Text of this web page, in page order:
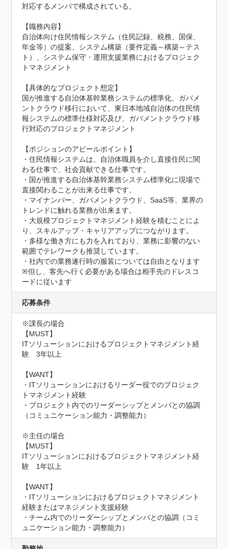
対応するメンバで構成されている。
【職務内容】
自治体向け住民情報システム（住民記録、税務、国保、
年金等）の提案、システム構築（要件定義～構築～テス
ト）、システム保守・運用支援業務におけるプロジェク
トマネジメント
【具体的なプロジェクト想定】
国が推進する自治体基幹業務システムの標準化、ガバメ
ントクラウド移行において、東日本地域自治体の住民情
報システムの標準仕様対応及び、ガバメントクラウド移
行対応のプロジェクトマネジメント
【ポジションのアピールポイント】
・住民情報システムは、自治体職員を介し直接住民に関
わる仕事で、社会貢献できる仕事です。
・国が推進する自治体基幹業務システム標準化に現場で
直接関わることが出来る仕事です。
・マイナンバー、ガバメントクラウド、SaaS等、業界の
トレンドに触れる業務が出来ます。
・大規模プロジェクトマネジメント経験を積むことによ
り、スキルアップ・キャリアアップにつながります。
・多様な働き方にも力を入れており、業務に影響のない
範囲でテレワークも推奨しています。
・社内での業務遂行時の服装については自由となります
※但し、客先へ行く必要がある場合は相手先のドレスコ
ードに従います
応募条件
※課長の場合
【MUST】
ITソリューションにおけるプロジェクトマネジメント経
験　3年以上
【WANT】
・ITソリューションにおけるリーダー役でのプロジェク
トマネジメント経験
・プロジェクト内でのリーダーシップとメンバとの協調
（コミュニケーション能力・調整能力）
※主任の場合
【MUST】
ITソリューションにおけるプロジェクトマネジメント経
験　1年以上
【WANT】
・ITソリューションにおけるプロジェクトマネジメント
経験またはマネジメント支援経験
・チーム内でのリーダーシップとメンバとの協調（コミ
ュニケーション能力・調整能力）